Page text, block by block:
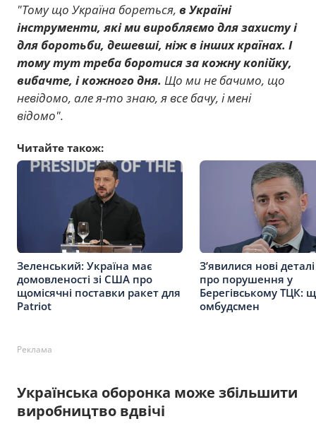
"Тому що Україна бореться, в Україні
інструменти, які ми виробляємо для захисту і
для боротьби, дешевші, ніж в інших країнах. І
тому тут треба боротися за кожну копійку,
вибачте, і кожного дня. Що ми не бачимо, що
невідомо, але я-то знаю, я все бачу, і мені
відомо".
Читайте також:
Зеленський: Україна має
домовленості зі США про
щомісячні поставки ракет для
Patriot
З’явилися нові
про порушення у
Берегівському ТЦК:
омбудсмен
Реклама
Українська оборонка може збільшити
виробництво вдвічі